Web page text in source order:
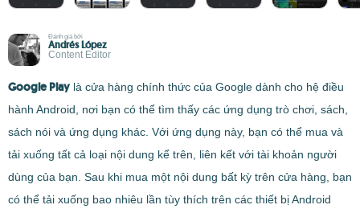
Đánh giá bởi
Andrés López
Content Editor
Google Play là cửa hàng chính thức của Google dành cho hệ điều
hành Android, nơi bạn có thể tìm thấy các ứng dụng trò chơi, sách,
sách nói và ứng dụng khác. Với ứng dụng này, bạn có thể mua và
tải xuống tất cả loại nội dung kể trên, liên kết với tài khoản người
dùng của bạn. Sau khi mua một nội dung bất kỳ trên cửa hàng, bạn
có thể tải xuống bao nhiêu lần tùy thích trên các thiết bị Android